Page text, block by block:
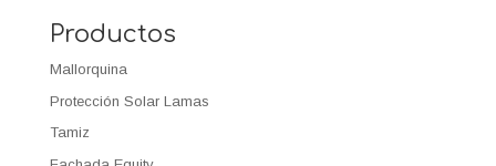
Productos
Mallorquina
Protección Solar Lamas
Tamiz